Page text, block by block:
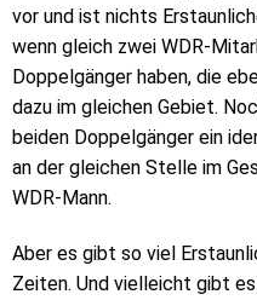
vor und ist nichts
wenn gleich zwei WDR-
Doppelgänger haben, die
dazu im gleichen Gebiet.
beiden Doppelgänger ein
an der gleichen Stelle im
WDR-Mann.
Aber es gibt so viel
Zeiten. Und vielleicht gibt